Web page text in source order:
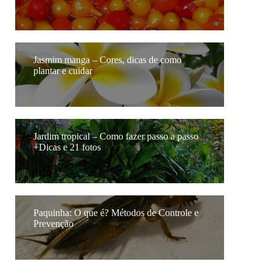
Jasmim manga – Cores, dicas de como
plantar e cuidar
Jardim tropical – Como fazer passo a passo
+Dicas e 21 fotos
Paquinha: O que é? Métodos de Controle e
Prevenção